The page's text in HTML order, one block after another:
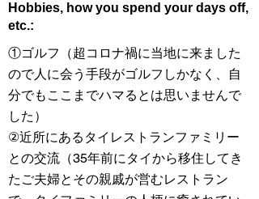
Hobbies, how you spend your days off,
etc.:
①ゴルフ（超コロナ禍に当地に来ました
ので人に会う手段がゴルフしかなく、自
分でもここまでハマるとは思いませんで
した）
②近所にあるタイレストランファミリー
との交流（35年前にタイから移住してき
たご夫婦とその親戚が営むレストラン